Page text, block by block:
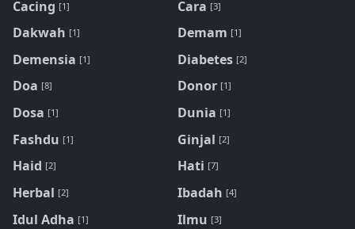
Cacing [1] Cara [3]
Dakwah [1] Demam [1]
Demensia [1] Diabetes [2]
Doa [8] Donor [1]
Dosa [1] Dunia [1]
Fashdu [1] Ginjal [2]
Haid [2] Hati [7]
Herbal [2] Ibadah [4]
Idul Adha [1] Ilmu [3]